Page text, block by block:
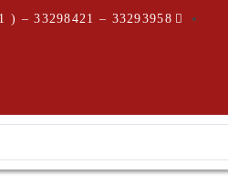
33293958 – 33298421 – ( 041)